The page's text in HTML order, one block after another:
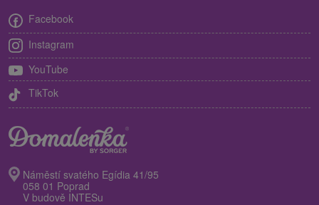
Facebook
Instagram
YouTube
TikTok
Náměstí svatého Egídia 41/95
058 01 Poprad
V budově INTESu